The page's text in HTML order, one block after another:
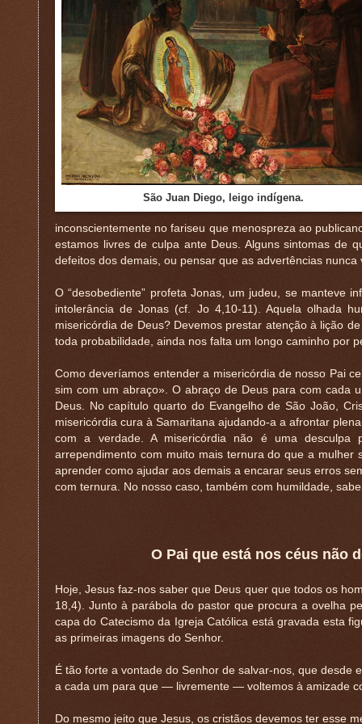
São Juan Diego, leigo indígena.
inconscientemente no fariseu que menospreza ao
estamos livres de culpa ante Deus. Alguns sintomas de
defeitos dos demais, ou pensar que as advertências nunca
O “desobediente” profeta Jonas, um judeu, se manteve
intolerância de Jonas (cf. Jo 4,10-11). Aquela olhada
misericórdia de Deus? Devemos prestar atenção à lição
toda probabilidade, ainda nos falta um longo caminho por
Como deveríamos entender a misericórdia de nosso Pai
sim com um abraço». O abraço de Deus para com cada
Deus. No capítulo quarto do Evangelho de São João,
misericórdia cura à Samaritana ajudando-a a afrontar
com a verdade. A misericórdia não é uma desculpa
arrependimento com muito mais ternura do que a mulher
aprender como ajudar aos demais a encarar seus erros
com ternura. No nosso caso, também com humildade,
O Pai que está nos céus não
Hoje, Jesus faz-nos saber que Deus quer que todos os
18,4). Junto à parábola do pastor que procura a ovelha
capa do Catecismo da Igreja Católica está gravada esta
as primeiras imagens do Senhor.
É tão forte a vontade do Senhor de salvar-nos, que desde
a cada um para que — livremente — voltemos à amizade
Do mesmo jeito que Jesus, os cristãos devemos ter esse